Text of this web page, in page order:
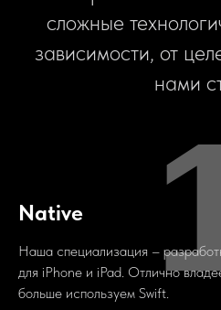
сложные
зависимости, от
нами
Native
Наша специализация –
для iPhone и iPad. Отлично
больше используем Swift.